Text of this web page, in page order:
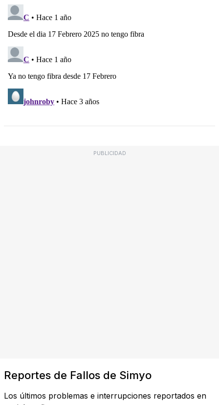
PUBLICIDAD
Reportes de Fallos de Simyo
Los últimos problemas e interrupciones reportados en